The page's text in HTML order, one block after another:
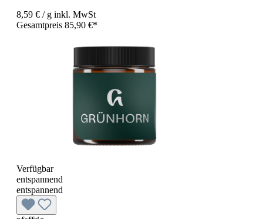
8,59 € / g inkl. MwSt
Gesamtpreis 85,90 €*
Verfügbar
entspannend
entspannend